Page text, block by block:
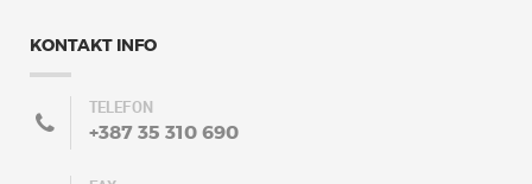
KONTAKT INFO
TELEFON
+387 35 310 690